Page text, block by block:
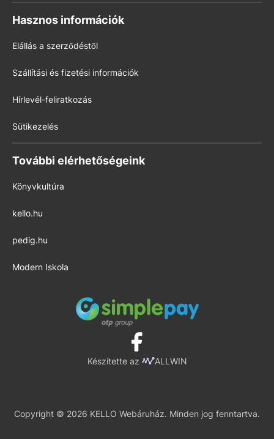
Hasznos információk
Elállás a szerződéstől
Szállítási és fizetési információk
Hírlevél-feliratkozás
Sütikezelés
További elérhetőségeink
Könyvkultúra
kello.hu
pedig.hu
Modern Iskola
Készítette az ALLWIN
Copyright © 2026 KELLO Webáruház. Minden jog fenntartva.